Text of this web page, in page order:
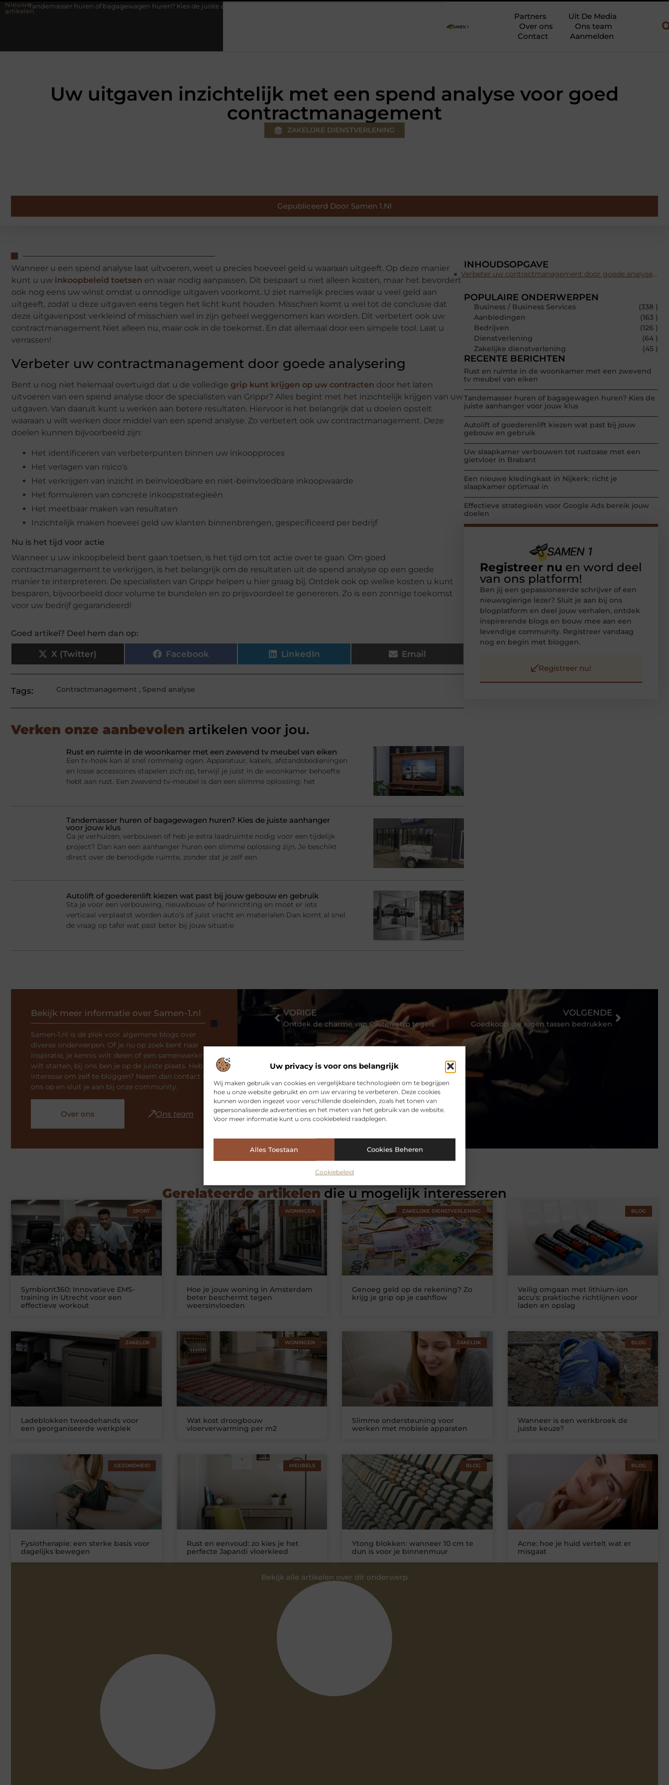
Uw privacy is voor ons belangrijk
Wij maken gebruik van cookies en vergelijkbare technologieën om te begrijpen
hoe u onze website gebruikt en om uw ervaring te verbeteren. Deze cookies
kunnen worden ingezet voor verschillende doeleinden, zoals het tonen van
gepersonaliseerde advertenties en het meten van het gebruik van de website.
Voor meer informatie kunt u ons cookiebeleid raadplegen.
Alles Toestaan Cookies Beheren
Cookiebeleid
Nieuwe
artikelen
huren of bagagewagen huren? Kies de juiste aanhanger voor jouw klus
Partners
Uit De Media
Over ons
Ons team
Contact
Aanmelden
Uw uitgaven inzichtelijk met een spend analyse voor goed
contractmanagement
ZAKELIJKE DIENSTVERLENING
Gepubliceerd Door Samen 1.nl
Wanneer u een spend analyse laat uitvoeren, weet u precies hoeveel geld u waaraan uitgeeft. Op deze manier
kunt u uw inkoopbeleid toetsen en waar nodig aanpassen. Dit bespaart u niet alleen kosten, maar het bevordert
ook nog eens uw winst omdat u onnodige uitgaven voorkomt. U ziet namelijk precies waar u veel geld aan
uitgeeft, zodat u deze uitgaven eens tegen het licht kunt houden. Misschien komt u wel tot de conclusie dat
deze uitgavenpost verkleind of misschien wel in zijn geheel weggenomen kan worden. Dit verbetert ook uw
contractmanagement Niet alleen nu, maar ook in de toekomst. En dat allemaal door een simpele tool. Laat u
verrassen!
Verbeter uw contractmanagement door goede analysering
Bent u nog niet helemaal overtuigd dat u de volledige grip kunt krijgen op uw contracten door het laten
uitvoeren van een spend analyse door de specialisten van Grippr? Alles begint met het inzichtelijk krijgen van uw
uitgaven. Van daaruit kunt u werken aan betere resultaten. Hiervoor is het belangrijk dat u doelen opstelt
waaraan u wilt werken door middel van een spend analyse. Zo verbetert ook uw contractmanagement. Deze
doelen kunnen bijvoorbeeld zijn:
Het identificeren van verbeterpunten binnen uw inkoopproces
Het verlagen van risico’s
Het verkrijgen van inzicht in beïnvloedbare en niet-beïnvloedbare inkoopwaarde
Het formuleren van concrete inkoopstrategieën
Het meetbaar maken van resultaten
Inzichtelijk maken hoeveel geld uw klanten binnenbrengen, gespecificeerd per bedrijf
Nu is het tijd voor actie
Wanneer u uw inkoopbeleid bent gaan toetsen, is het tijd om tot actie over te gaan. Om goed
contractmanagement te verkrijgen, is het belangrijk om de resultaten uit de spend analyse op een goede
manier te interpreteren. De specialisten van Grippr helpen u hier graag bij. Ontdek ook op welke kosten u kunt
besparen, bijvoorbeeld door volume te bundelen en zo prijsvoordeel te genereren. Zo is een zonnige toekomst
voor uw bedrijf gegarandeerd!
Goed artikel? Deel hem dan op:
X (Twitter) Facebook LinkedIn Email
Tags: Contractmanagement , Spend analyse
Verken onze aanbevolen artikelen voor jou.
Rust en ruimte in de woonkamer met een zwevend tv meubel van eiken
Een tv-hoek kan al snel rommelig ogen. Apparatuur, kabels, afstandsbedieningen
en losse accessoires stapelen zich op, terwijl je juist in de woonkamer behoefte
hebt aan rust. Een zwevend tv-meubel is dan een slimme oplossing: het
Tandemasser huren of bagagewagen huren? Kies de juiste aanhanger
voor jouw klus
Ga je verhuizen, verbouwen of heb je extra laadruimte nodig voor een tijdelijk
project? Dan kan een aanhanger huren een slimme oplossing zijn. Je beschikt
direct over de benodigde ruimte, zonder dat je zelf een
Autolift of goederenlift kiezen wat past bij jouw gebouw en gebruik
Sta je voor een verbouwing, nieuwbouw of herinrichting en moet er iets
verticaal verplaatst worden auto’s of juist vracht en materialen Dan komt al snel
de vraag op tafel wat past beter bij jouw situatie
INHOUDSOPGAVE
Verbeter uw contractmanagement door goede analysering
POPULAIRE ONDERWERPEN
Business / Business Services
(338 )
Aanbiedingen
(163 )
Bedrijven
(126 )
Dienstverlening
(64 )
Zakelijke dienstverlening
(45 )
RECENTE BERICHTEN
Rust en ruimte in de woonkamer met een zwevend
tv meubel van eiken
Tandemasser huren of bagagewagen huren? Kies de
juiste aanhanger voor jouw klus
Autolift of goederenlift kiezen wat past bij jouw
gebouw en gebruik
Uw slaapkamer verbouwen tot rustoase met een
gietvloer in Brabant
Een nieuwe kledingkast in Nijkerk: richt je
slaapkamer optimaal in
Effectieve strategieën voor Google Ads bereik jouw
doelen
Registreer nu en word deel
van ons platform!
Ben jij een gepassioneerde schrijver of een
nieuwsgierige lezer? Sluit je aan bij ons
blogplatform en deel jouw verhalen, ontdek
inspirerende blogs en bouw mee aan een
levendige community. Registreer vandaag
nog en begin met bloggen.
Registreer nu!
Bekijk meer informatie over Samen-1.nl
Samen-1.nl is dé plek voor algemene blogs over
diverse onderwerpen. Of je nu op zoek bent naar
inspiratie, je kennis wilt delen of een samenwerking
wilt starten, bij ons ben je op de juiste plaats. Heb je
interesse om zelf te bloggen? Neem dan contact met
ons op en sluit je aan bij onze community.
Over ons Ons team
VORIGE
Ontdek de charme van Castelvetro tegels
VOLGENDE
Goedkoop uw eigen tassen bedrukken
Gerelateerde artikelen die u mogelijk interesseren
SPORT
Symbiont360: Innovatieve EMS-
training in Utrecht voor een
effectieve workout
WONINGEN
Hoe je jouw woning in Amsterdam
beter beschermt tegen
weersinvloeden
ZAKELIJKE DIENSTVERLENING
Genoeg geld op de rekening? Zo
krijg je grip op je cashflow
BLOG
Veilig omgaan met lithium-ion
accu's: praktische richtlijnen voor
laden en opslag
ZAKELIJK
Ladeblokken tweedehands voor
een georganiseerde werkplek
WONINGEN
Wat kost droogbouw
vloerverwarming per m2
ZAKELIJK
Slimme ondersteuning voor
werken met mobiele apparaten
BLOG
Wanneer is een werkbroek de
juiste keuze?
GEZONDHEID
Fysiotherapie: een sterke basis voor
dagelijks bewegen
MEUBELS
Rust en eenvoud: zo kies je het
perfecte Japandi vloerkleed
BLOG
Ytong blokken: wanneer 10 cm te
dun is voor je binnenmuur
BLOG
Acne: hoe je huid vertelt wat er
misgaat
Bekijk alle artikelen over dit onderwerp